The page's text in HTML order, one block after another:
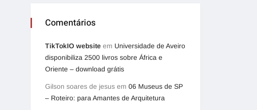
Comentários
TikTokIO website em Universidade de Aveiro
disponibiliza 2500 livros sobre África e
Oriente – download grátis
Gilson soares de jesus em 06 Museus de SP
– Roteiro: para Amantes de Arquitetura